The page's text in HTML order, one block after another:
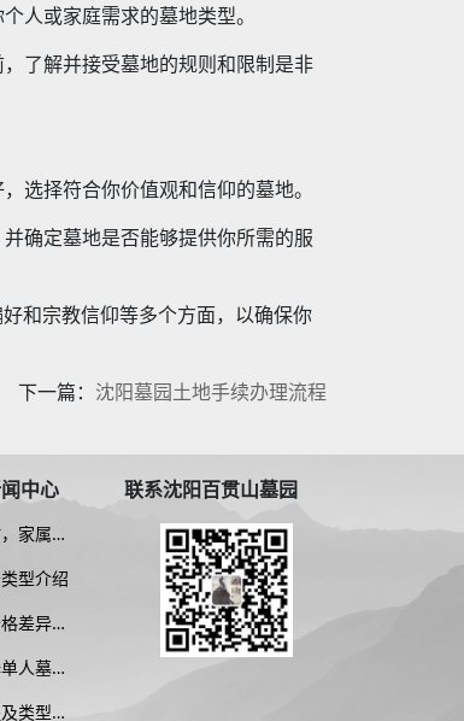
人或家庭需求的墓地类型。
了解并接受墓地的规则和限制是非
选择符合你价值观和信仰的墓地。
确定墓地是否能够提供你所需的服
和宗教信仰等多个方面，以确保你
下一篇： 沈阳墓园土地手续办理流程
中心
家属应
型介绍
差异解
样选择
人墓区
永恒
类型详
联系沈阳百贯山墓园